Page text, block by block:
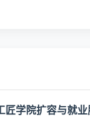
匠学院扩容与就